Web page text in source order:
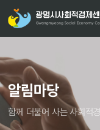
알림마당
함께 더불어 사는 사회적